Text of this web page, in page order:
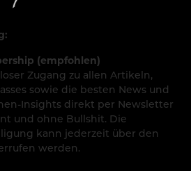
(empfohlen)
Zugang zu allen Artikeln,
sowie die besten News und
Insights direkt per Newsletter
und ohne Bullshit. Die
kann jederzeit über den
werden.